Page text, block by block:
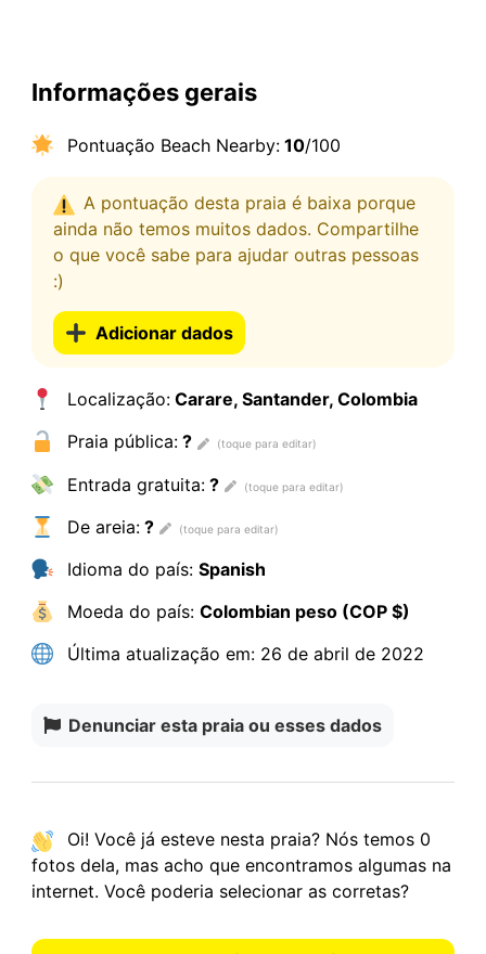
Informações gerais
Pontuação Beach Nearby:10/100
A pontuação desta praia é baixa porque
ainda não temos muitos dados. Compartilhe
o que você sabe para ajudar outras pessoas
:)
Adicionar dados
Localização:Carare, Santander, Colombia
Praia pública:?
Entrada gratuita:?
De areia:?
Idioma do país: Spanish
Moeda do país: Colombian peso (COP $)
Última atualização em:26 de abril de 2022
Denunciar esta praia ou esses dados
Oi! Você já esteve nesta praia? Nós temos0
fotos dela, mas acho que encontramos algumas na
internet. Você poderia selecionar as corretas?